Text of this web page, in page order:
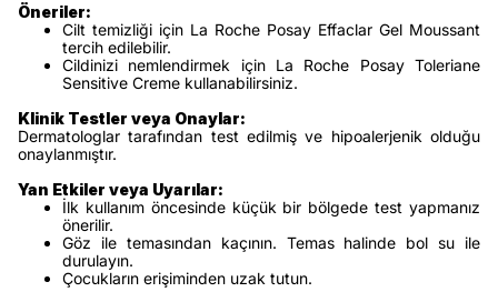
Öneriler:
Cilt temizliği için La Roche Posay Effaclar Gel Moussant
tercih edilebilir.
Cildinizi nemlendirmek için La Roche Posay Toleriane
Sensitive Creme kullanabilirsiniz.
Klinik Testler veya Onaylar:
Dermatologlar tarafından test edilmiş ve hipoalerjenik olduğu
onaylanmıştır.
Yan Etkiler veya Uyarılar:
İlk kullanım öncesinde küçük bir bölgede test yapmanız
önerilir.
Göz ile temasından kaçının. Temas halinde bol su ile
durulayın.
Çocukların erişiminden uzak tutun.